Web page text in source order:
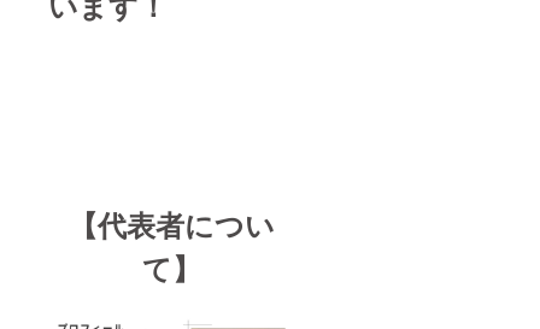
【代表者につい
て】